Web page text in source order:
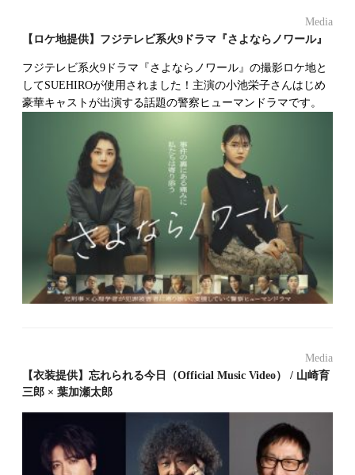
Media
【ロケ地提供】フジテレビ系火9ドラマ『さよならノワール』
フジテレビ系火9ドラマ『さよならノワール』の撮影ロケ地と
してSUEHIROが使用されました！主演の小池栄子さんはじめ
豪華キャストが出演する話題の警察ヒューマンドラマです。
Media
【衣装提供】忘れられる今日（Official Music Video） / 山崎育
三郎 × 葉加瀬太郎